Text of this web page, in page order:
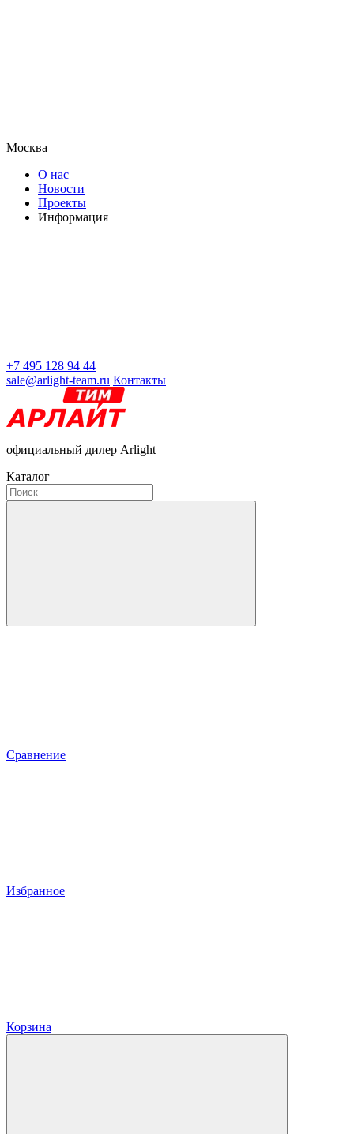
Москва
О нас
Новости
Проекты
Информация
+7 495 128 94 44
sale@arlight-team.ru Контакты
официальный дилер Arlight
Каталог
Сравнение
Избранное
Корзина